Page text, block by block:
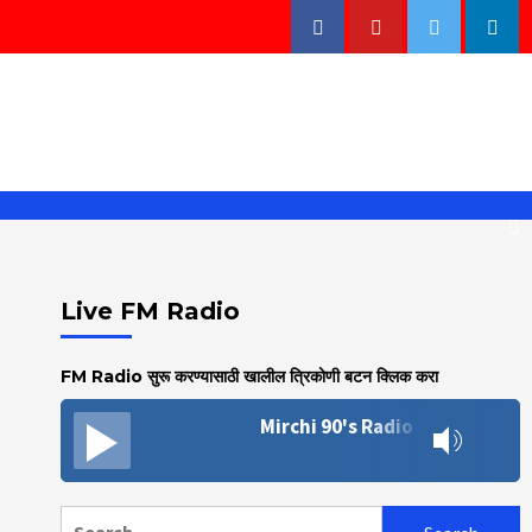
FacebookYoutubeTwitter
Live FM Radio
FM Radio सुरू करण्यासाठी खालील त्रिकोणी बटन क्लिक करा
Mirchi 90's Radio